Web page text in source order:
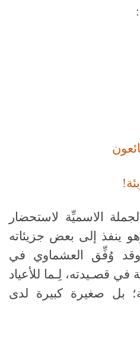
الاسميِّة لاستحضار
ينفذ إلى بعض جزيئاته
وُفِّق العشماوي في
قصـيدته، لِـما للأعياد
بل صغيرة كبيرة لدى